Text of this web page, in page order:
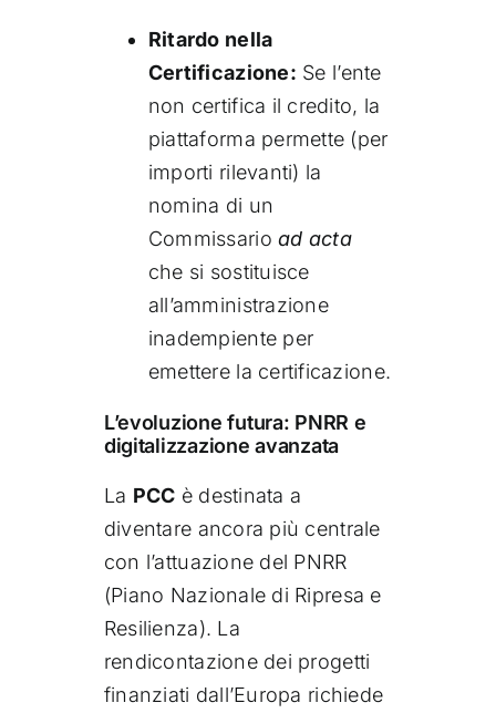
Ritardo nella
Certificazione: Se l’ente
non certifica il credito, la
piattaforma permette (per
importi rilevanti) la
nomina di un
Commissarioad acta
che si sostituisce
all’amministrazione
inadempiente per
emettere la certificazione.
L’evoluzione futura: PNRR e
digitalizzazione avanzata
La PCC è destinata a
diventare ancora più centrale
con l’attuazione del PNRR
(Piano Nazionale di Ripresa e
Resilienza). La
rendicontazione dei progetti
finanziati dall’Europa richiede